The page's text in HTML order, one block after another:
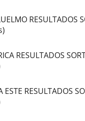
RESULTADOS
RESULTADOS
ESTE RESULTADOS